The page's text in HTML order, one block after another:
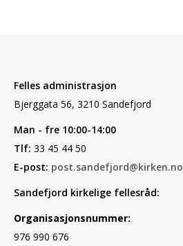
Felles administrasjon
Bjerggata 56, 3210 Sandefjord
Man - fre 10:00-14:00
Tlf: 33 45 44 50
E-post: post.sandefjord@kirken.no
Sandefjord kirkelige fellesråd:
Organisasjonsnummer:
976 990 676